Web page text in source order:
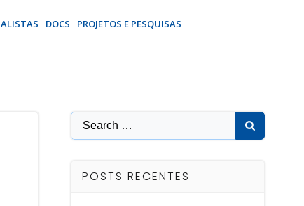
DOCS PROJETOS E PESQUISAS
Search
for:
POSTS RECENTES